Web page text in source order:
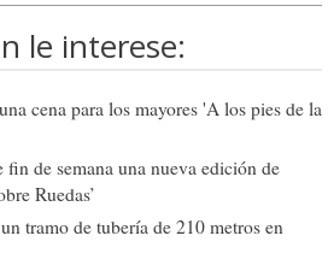
le interese:
cena para los mayores 'A los pies de la
de semana una nueva edición de
Ruedas’
tramo de tubería de 210 metros en